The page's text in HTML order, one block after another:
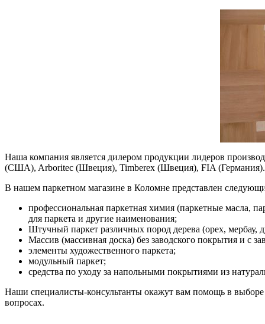
Наша компания является дилером продукции лидеров
(США), Arboritec (Швеция), Timberex (Швеция), FIA (Германия).
В нашем паркетном магазине в Коломне представлен
профессиональная паркетная химия (паркетные масла,
для паркета и другие наименования;
Штучный паркет различных пород дерева (орех, мербау,
Массив (массивная доска) без заводского покрытия и с
элементы художественного паркета;
модульный паркет;
средства по уходу за напольными покрытиями из
Наши специалисты-консультанты окажут вам помощь в
вопросах.